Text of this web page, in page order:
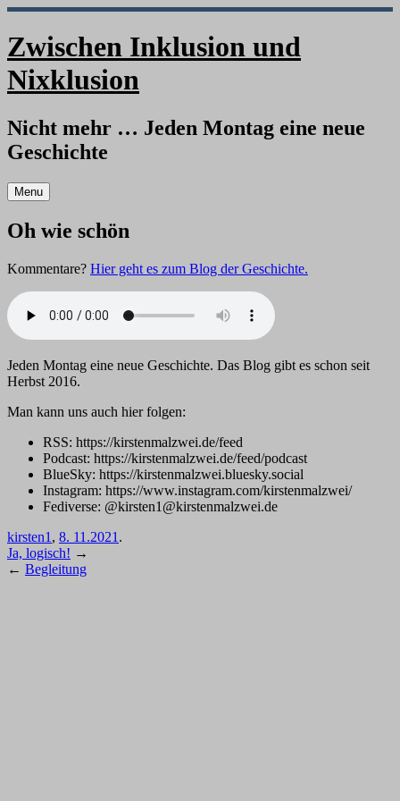
to
content
Zwischen Inklusion und
Nixklusion
Nicht mehr … Jeden Montag eine neue
Geschichte
Menu
Oh wie schön
Kommentare? Hier geht es zum Blog der Geschichte.
Jeden Montag eine neue Geschichte. Das Blog gibt es schon seit
Herbst 2016.
Man kann uns auch hier folgen:
RSS: https://kirstenmalzwei.de/feed
Podcast: https://kirstenmalzwei.de/feed/podcast
BlueSky: https://kirstenmalzwei.bluesky.social
Instagram: https://www.instagram.com/kirstenmalzwei/
Fediverse: @kirsten1@kirstenmalzwei.de
kirsten1 , 8. 11.2021 .
Ja, logisch! →
← Begleitung